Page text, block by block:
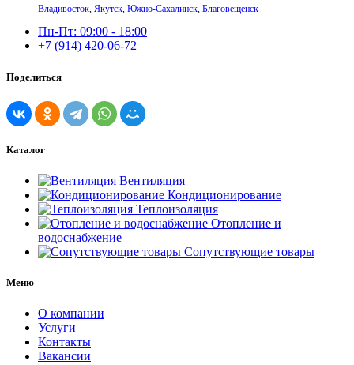
Владивосток, Якутск, Южно-Сахалинск, Благовещенск
Пн-Пт: 09:00 - 18:00
+7 (914) 420-06-72
Поделиться
Каталог
Вентиляция
Кондиционирование
Теплоизоляция
Отопление и
водоснабжение
Сопутствующие товары
Меню
О компании
Услуги
Контакты
Вакансии